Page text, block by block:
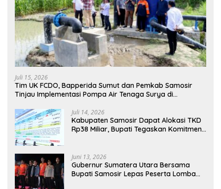
Juli 15, 2026
Tim UK FCDO, Bapperida Sumut dan Pemkab Samosir
Tinjau Implementasi Pompa Air Tenaga Surya di
Juli 14, 2026
Kabupaten Samosir Dapat Alokasi TKD
Rp38 Miliar, Bupati Tegaskan Komitmen
Juni 13, 2026
Gubernur Sumatera Utara Bersama
Bupati Samosir Lepas Peserta Lomba